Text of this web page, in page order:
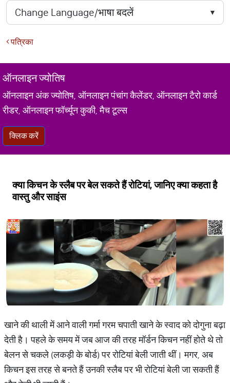
पत्रिका
ऑनलाइन ज्योतिष
ऑनलाइन अंक ज्योतिष, ऑनलाइन पंचांग कैलेंडर, ऑनलाइन टैरो कार्ड
रीडर, ऑनलाइन फॉर्च्यून कुकी, मैच टूल्स
क्लिक करें
क्या किचन के स्लैब पर बेल सकते हैं रोटियां, जानिए क्या कहता है
वास्तु और साइंस
खाने की थाली में आने वाली गर्मा गरम चपाती खाने के स्वाद को दोगुना बढ़ा
देती है। पहले के समय में जब आज की तरह मॉर्डन किचन नहीं होते थे तो
बेलन से चकले (लकड़ी के बोर्ड) पर रोटियां बेली जाती थीं। मगर, अब
किचन इस तरह से बनते हैं उनकी स्लैब पर भी रोटियां बेली जा सकती हैं